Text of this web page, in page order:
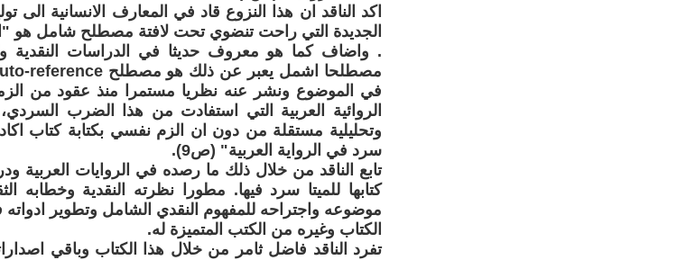
اكد الناقد ان هذا النزوع قاد في المعارف الانسانية
. واضاف كما هو معروف حديثا في الدراسات
في الموضوع ونشر عنه نظريا مستمرا منذ عقود من
الروائية العربية التي استفادت من هذا الضرب
وتحليلية مستقلة من دون ان الزم نفسي بكتابة كتاب
سرد في الرواية العربية" (ص9).
تابع الناقد من خلال ذلك ما رصده في الروايات العربية
كتابها للميتا سرد فيها. مطورا نظرته النقدية وخطابه
موضوعه واجتراحه للمفهوم النقدي الشامل وتطوير
الكتاب وغيره من الكتب المتميزة له.
تفرد الناقد فاضل ثامر من خلال هذا الكتاب وباقي